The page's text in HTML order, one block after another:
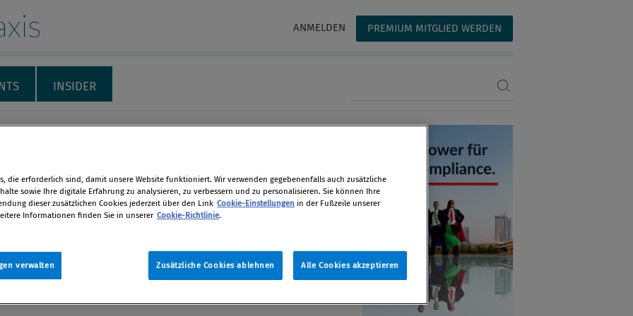
ANMELDEN PREMIUM MITGLIED WERDEN
INSIDER
zu tun?
Checkliste für einen guten
Baumgartner
Theresa Eigner
die erforderlich sind, damit unsere Website funktioniert. Wir verwenden gegebenenfalls auch zusätzliche
sowie Ihre digitale Erfahrung zu analysieren, zu verbessern und zu personalisieren. Sie können Ihre
dieser zusätzlichen Cookies jederzeit über den Link Cookie-Einstellungen in der Fußzeile unserer
Informationen finden Sie in unserer Cookie-Richtlinie.
Zusätzliche Cookies ablehnen Alle Cookies akzeptieren
verwalten